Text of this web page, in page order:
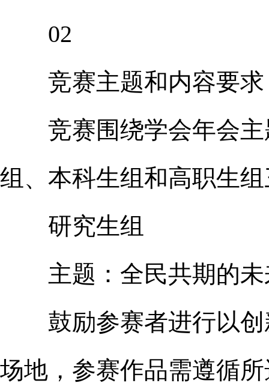
02
竞赛主题和内容要求
竞赛围绕学会年会主
组、本科生组和高职生
研究生组
主题：全民共期的未
鼓励参赛者进行以创
场地，参赛作品需遵循